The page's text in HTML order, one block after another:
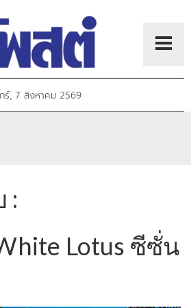
ร์, 7 สิงหาคม 2569
:
Lotus ซีซั่น